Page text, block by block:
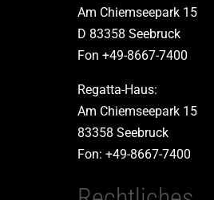
Am Chiemseepark 15
D 83358 Seebruck
Fon +49-8667-7400
Regatta-Haus:
Am Chiemseepark 15
83358 Seebruck
Fon: +49-8667-7400